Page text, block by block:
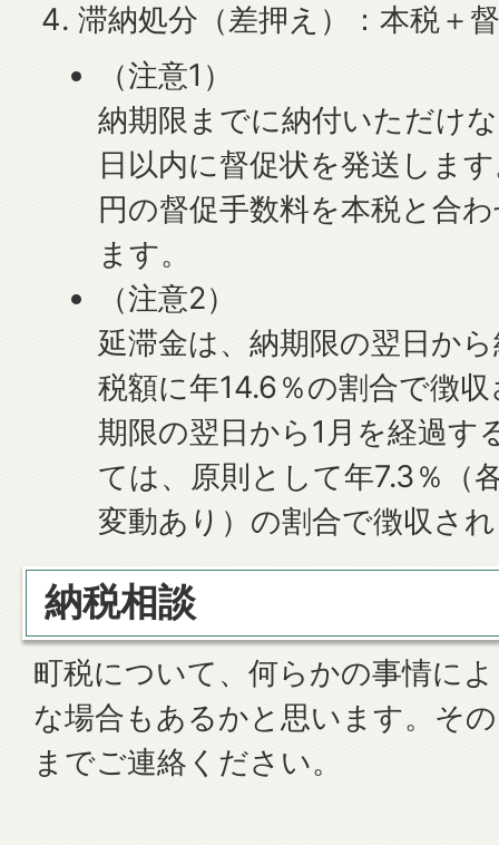
滞納処分（差押え）：本税＋
（注意1）
納期限までに納付いただけ
日以内に督促状を発送しま
円の督促手数料を本税と合
ます。
（注意2）
延滞金は、納期限の翌日か
税額に年14.6％の割合で徴
期限の翌日から1月を経過す
ては、原則として年7.3％（
変動あり）の割合で徴収さ
納税相談
町税について、何らかの事情に
な場合もあるかと思います。そ
までご連絡ください。